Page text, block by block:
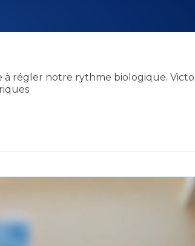
à régler notre rythme biologique.